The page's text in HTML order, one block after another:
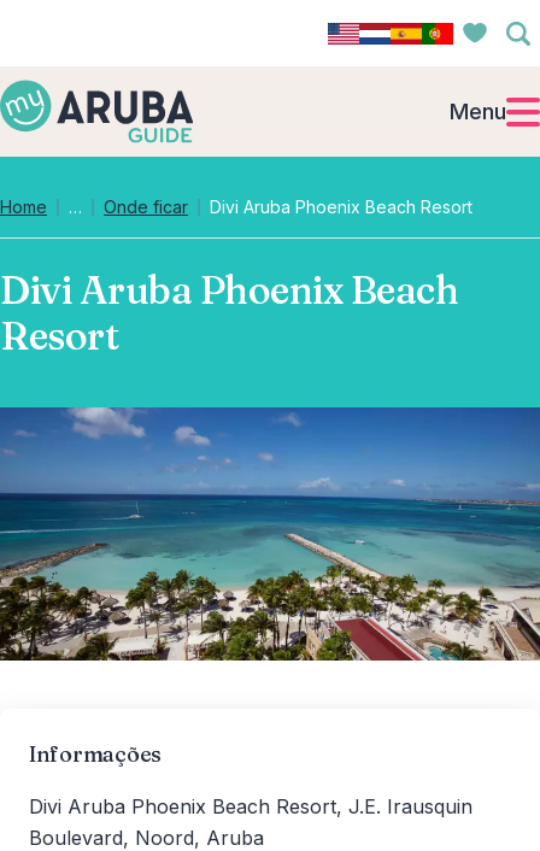
Menu
Home … Collapsed breadcrumb levels
Onde ficar Divi Aruba Phoenix Beach Resort
Divi Aruba Phoenix Beach
Resort
Informações
Divi Aruba Phoenix Beach Resort, J.E. Irausquin
Boulevard, Noord, Aruba